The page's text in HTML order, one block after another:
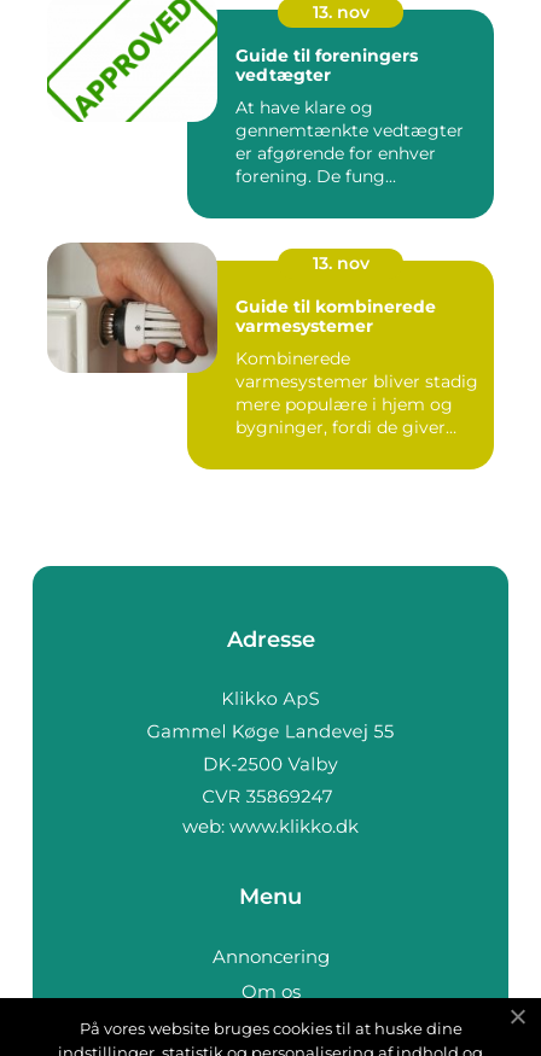
13. nov
Guide til foreningers
vedtægter
At have klare og
gennemtænkte vedtægter
er afgørende for enhver
forening. De fung...
13. nov
Guide til kombinerede
varmesystemer
Kombinerede
varmesystemer bliver stadig
mere populære i hjem og
bygninger, fordi de giver
Adresse
web: www.klikko.dk
Menu
Annoncering
Om os
Cookies
På vores website bruges cookies til at huske dine